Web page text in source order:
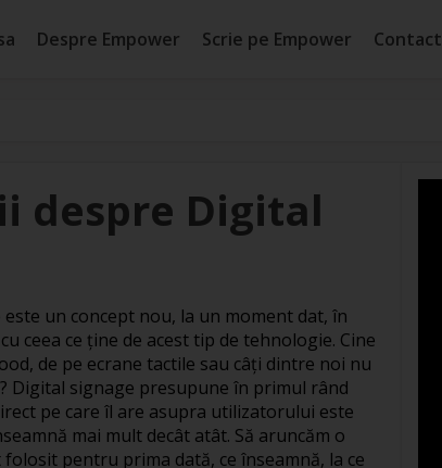
Despre Empower Scrie pe Empower Contact
despre Digital
un concept nou, la un moment dat, în
ceea ce ţine de acest tip de tehnologie. Cine
de pe ecrane tactile sau câţi dintre noi nu
signage presupune în primul rând
pe care îl are asupra utilizatorului este
mai mult decât atât. Să aruncăm o
pentru prima dată, ce înseamnă, la ce